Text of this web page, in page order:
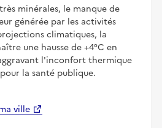
minérales, le manque de
générée par les activités
climatiques, la
une hausse de +4°C en
l'inconfort thermique
la santé publique.
ville